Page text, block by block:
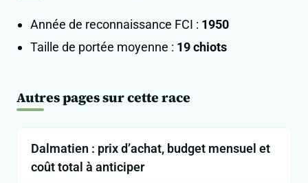
Année de reconnaissance FCI : 1950
Taille de portée moyenne : 19 chiots
Autres pages sur cette race
Dalmatien : prix d’achat, budget mensuel et
coût total à anticiper